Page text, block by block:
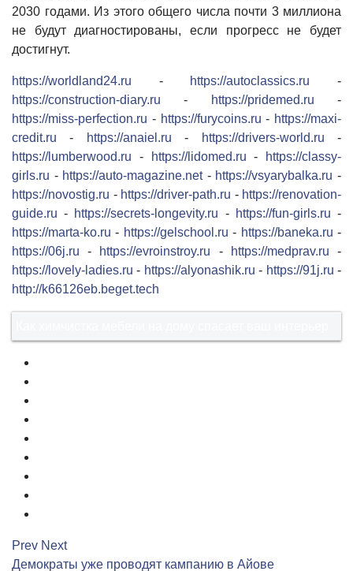
2030 годами. Из этого общего числа почти 3 миллиона
не будут диагностированы, если прогресс не будет
достигнут.
https://worldland24.ru - https://autoclassics.ru -
https://construction-diary.ru - https://pridemed.ru -
https://miss-perfection.ru - https://furycoins.ru - https://maxi-
credit.ru - https://anaiel.ru - https://drivers-world.ru -
https://lumberwood.ru - https://lidomed.ru -
https://classy-
girls.ru - https://auto-magazine.net- https://vsyarybalka.ru -
https://novostig.ru - https://driver-path.ru - https://renovation-
guide.ru - https://secrets-longevity.ru - https://fun-girls.ru -
https://marta-ko.ru - https://gelschool.ru - https://baneka.ru -
https://06j.ru - https://evroinstroy.ru - https://medprav.ru -
https://lovely-ladies.ru - https://alyonashik.ru - https://91j.ru -
http://k66126eb.beget.tech
Prev Next
Демократы уже проводят кампанию в Айове